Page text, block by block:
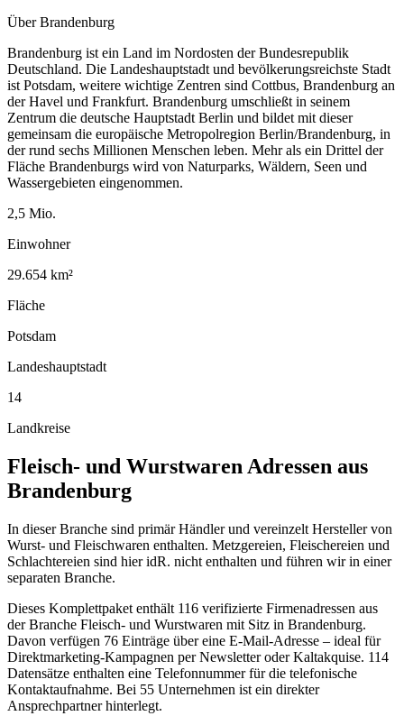
ÜberBrandenburg
Brandenburg ist ein Land im Nordosten der Bundesrepublik
Deutschland. Die Landeshauptstadt und bevölkerungsreichste Stadt
ist Potsdam, weitere wichtige Zentren sind Cottbus, Brandenburg an
der Havel und Frankfurt. Brandenburg umschließt in seinem
Zentrum die deutsche Hauptstadt Berlin und bildet mit dieser
gemeinsam die europäische Metropolregion Berlin/Brandenburg, in
der rund sechs Millionen Menschen leben. Mehr als ein Drittel der
Fläche Brandenburgs wird von Naturparks, Wäldern, Seen und
Wassergebieten eingenommen.
2,5 Mio.
Einwohner
29.654 km²
Fläche
Potsdam
Landeshauptstadt
14
Landkreise
Fleisch- und Wurstwaren Adressen aus
Brandenburg
In dieser Branche sind primär Händler und vereinzelt Hersteller von
Wurst- und Fleischwaren enthalten. Metzgereien, Fleischereien und
Schlachtereien sind hier idR. nicht enthalten und führen wir in einer
separaten Branche.
Dieses Komplettpaket enthält 116 verifizierte Firmenadressen aus
der Branche Fleisch- und Wurstwaren mit Sitz in Brandenburg.
Davon verfügen 76 Einträge über eine E-Mail-Adresse – ideal für
Direktmarketing-Kampagnen per Newsletter oder Kaltakquise. 114
Datensätze enthalten eine Telefonnummer für die telefonische
Kontaktaufnahme. Bei 55 Unternehmen ist ein direkter
Ansprechpartner hinterlegt.